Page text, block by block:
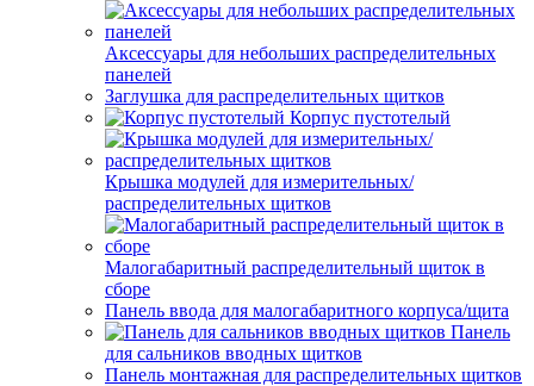
Аксессуары для небольших распределительных
панелей
Заглушка для распределительных щитков
Корпус пустотелый
Крышка модулей для измерительных/
распределительных щитков
Малогабаритный распределительный щиток в
сборе
Панель ввода для малогабаритного корпуса/щита
Панель
для сальников вводных щитков
Панель монтажная для распределительных щитков